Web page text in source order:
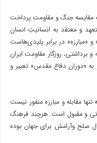
مقایسه جنگ و مقاومت پرداخت
و معتقد به انسانیتِ انسان
«مبارزه» در برابر پلیدی‌هاست
روزگار مقاومت ایران
«دوران دفاع مقدس» تعبیر و
مقابله و مبارزه منفور نیست
و مقبول است. هرچند فرهنگ
صلح وآرامش برای جهان بوده